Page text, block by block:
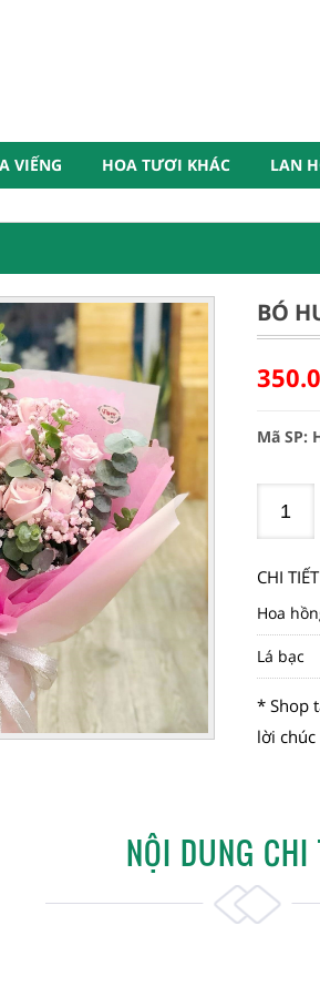
VIẾNG HOA TƯƠI KHÁC LAN
BÓ
Mã SP:
CHI
Hoa
Lá bạc
* Shop
lời chúc
NỘI DUNG CHI